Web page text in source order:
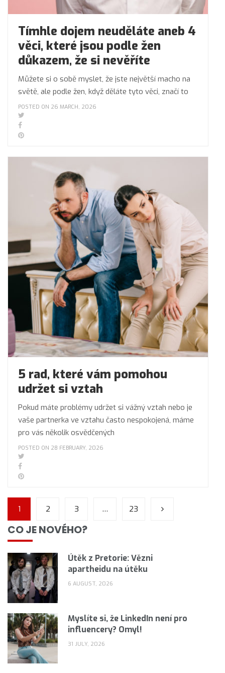
Tímhle dojem neuděláte aneb 4
věci, které jsou podle žen
důkazem, že si nevěříte
Můžete si o sobě myslet, že jste největší macho na
světě, ale podle žen, když děláte tyto věci, značí to
POSTED ON 26 MARCH, 2026
5 rad, které vám pomohou
udržet si vztah
Pokud máte problémy udržet si vážný vztah nebo je
vaše partnerka ve vztahu často nespokojená, máme
pro vás několik osvědčených
POSTED ON 28 FEBRUARY, 2026
1 2 3 … 23
CO JE NOVÉHO?
Útěk z Pretorie: Vězni
apartheidu na útěku
6 AUGUST, 2026
Myslíte si, že LinkedIn není pro
influencery? Omyl!
31 JULY, 2026